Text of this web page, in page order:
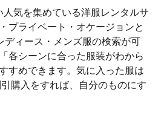
気を集めている洋服レンタルサ
プライベート・オケージョンと
ディース・メンズ服の検索が可
各シーンに合った服装がわから
すめできます。気に入った服は
購入をすれば、自分のものにす